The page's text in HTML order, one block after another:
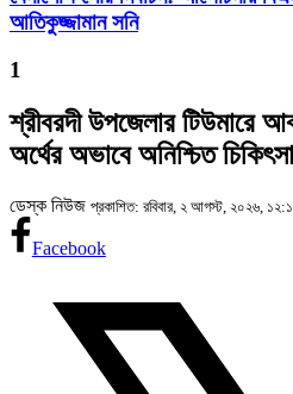
আতিকুজ্জামান সনি
1
শ্রীবরদী উপজেলার টিউমারে
অর্থের অভাবে অনিশ্চিত চিকিৎসা
ডেস্ক নিউজ প্রকাশিত: রবিবার, ২ আগস্ট, ২০২৬,
Facebook